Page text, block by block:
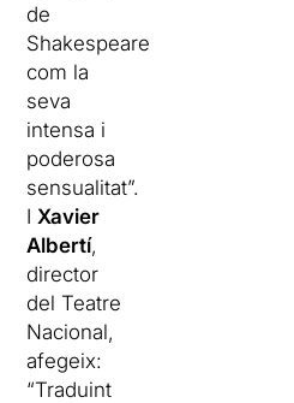
de
Shakespeare
com la
seva
intensa i
poderosa
sensualitat”.
I Xavier
Albertí,
director
del Teatre
Nacional,
afegeix:
“Traduint